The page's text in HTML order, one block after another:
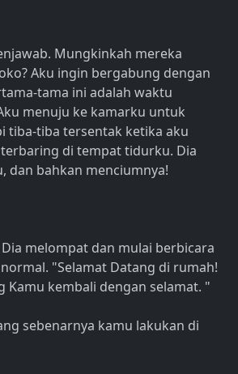
Mungkinkah mereka
Aku ingin bergabung dengan
tama ini adalah waktu
menuju ke kamarku untuk
tiba-tiba tersentak ketika aku
di tempat tidurku. Dia
dan bahkan menciumnya!
melompat dan mulai berbicara
"Selamat Datang di rumah!
Kamu kembali dengan selamat. "
sebenarnya kamu lakukan di